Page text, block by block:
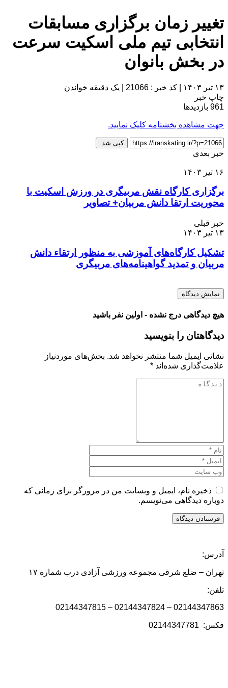
تغییر زمان برگزاری مسابقات
انتخابی تیم ملی اسکیت سرعت
در بخش بانوان
۱۳ تیر ۱۴۰۳ کد خبر : 21066
یک دقیقه خواندن
چاپ خبر
961 بازدیدها
جهت مشاهده بخشنامه کلیک نمایید.
کپی شد.
خبر بعدی
۱۶ تیر ۱۴۰۳
برگزاری کارگاه نقش مربیگری در ورزش اسکیت با
محوریت ارتقا دانش مربیان+ تصاویر
خبر قبلی
۱۳ تیر ۱۴۰۳
تشکیل کارگاه‌های آموزشی به منظور ارتقاء دانش
مربیان و تمدید گواهینامه‌های مربیگری
نمایش دیدگاه
هیچ دیدگاهی درج نشده - اولین نفر باشید
دیدگاهتان را بنویسید
نشانی ایمیل شما منتشر نخواهد شد. بخش‌های موردنیاز
علامت‌گذاری شده‌اند *
ذخیره نام، ایمیل و وبسایت من در مرورگر برای زمانی که
دوباره دیدگاهی می‌نویسم.
آدرس:
تهران – ضلع شرقی مجموعه ورزشی آزادی درب شماره ۱۷
تلفن:
02144347863 – 02144347824 – 02144347815
فکس: 02144347781